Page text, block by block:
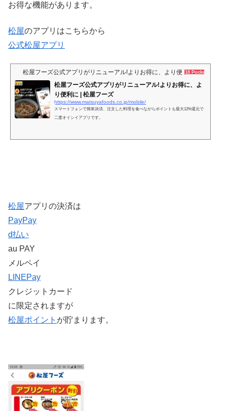
お得な機能があります。
松屋のアプリはこちらから
公式松屋アプリ
松屋フーズ公式アプリがリニューアル!よりお得に、より便利に | 松屋フー
18 Pockets
松屋フーズ公式アプリがリニューアル!よりお得に、よ
り便利に | 松屋フーズ
https://www.matsuyafoods.co.jp/mobile/
スマートフォンで簡単決済、注文した料理を食べながらポイントも最大12%還元で
二度オイシイアプリです。
松屋アプリの決済は
PayPay
d払い
au PAY
メルペイ
LINEPay
クレジットカード
に限定されますが
松屋ポイント が貯まります。